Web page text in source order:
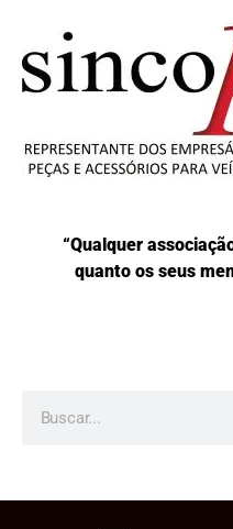
“Qualquer
quanto os seus